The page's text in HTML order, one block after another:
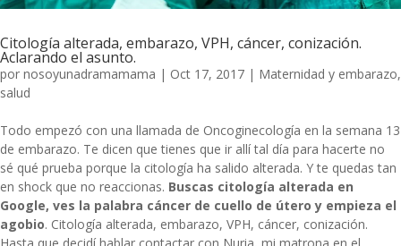
Citología alterada, embarazo, VPH, cáncer, conización.
Aclarando el asunto.
por nosoyunadramamama | Oct 17, 2017 | Maternidad y embarazo,
salud
Todo empezó con una llamada de Oncoginecología en la semana 13
de embarazo. Te dicen que tienes que ir allí tal día para hacerte no
sé qué prueba porque la citología ha salido alterada. Y te quedas tan
en shock que no reaccionas. Buscas citología alterada en
Google, ves la palabra cáncer de cuello de útero y empieza el
agobio. Citología alterada, embarazo, VPH, cáncer, conización.
Hasta que decidí hablar contactar con Nuria, mi matrona en el